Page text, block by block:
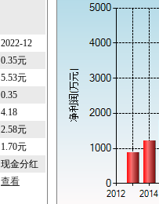
2022-12
0.35元
5.53元
0.35
4.18
2.58元
1.70元
现金分红
查看